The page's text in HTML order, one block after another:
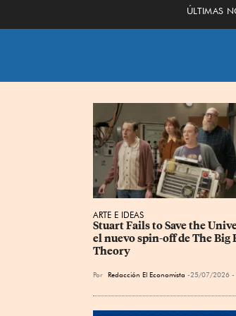
ÚLTIMAS
ARTE E IDEAS
Stuart Fails to Save the
el nuevo spin-off de The Big
Theory
Por Redacción El Economista 25/07/2026 -